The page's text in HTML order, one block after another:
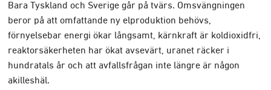
Bara Tyskland och Sverige går på tvärs. Omsvängningen
beror på att omfattande ny elproduktion behövs,
förnyelsebar energi ökar långsamt, kärnkraft är koldioxidfri,
reaktorsäkerheten har ökat avsevärt, uranet räcker i
hundratals år och att avfallsfrågan inte längre är någon
akilleshäl.